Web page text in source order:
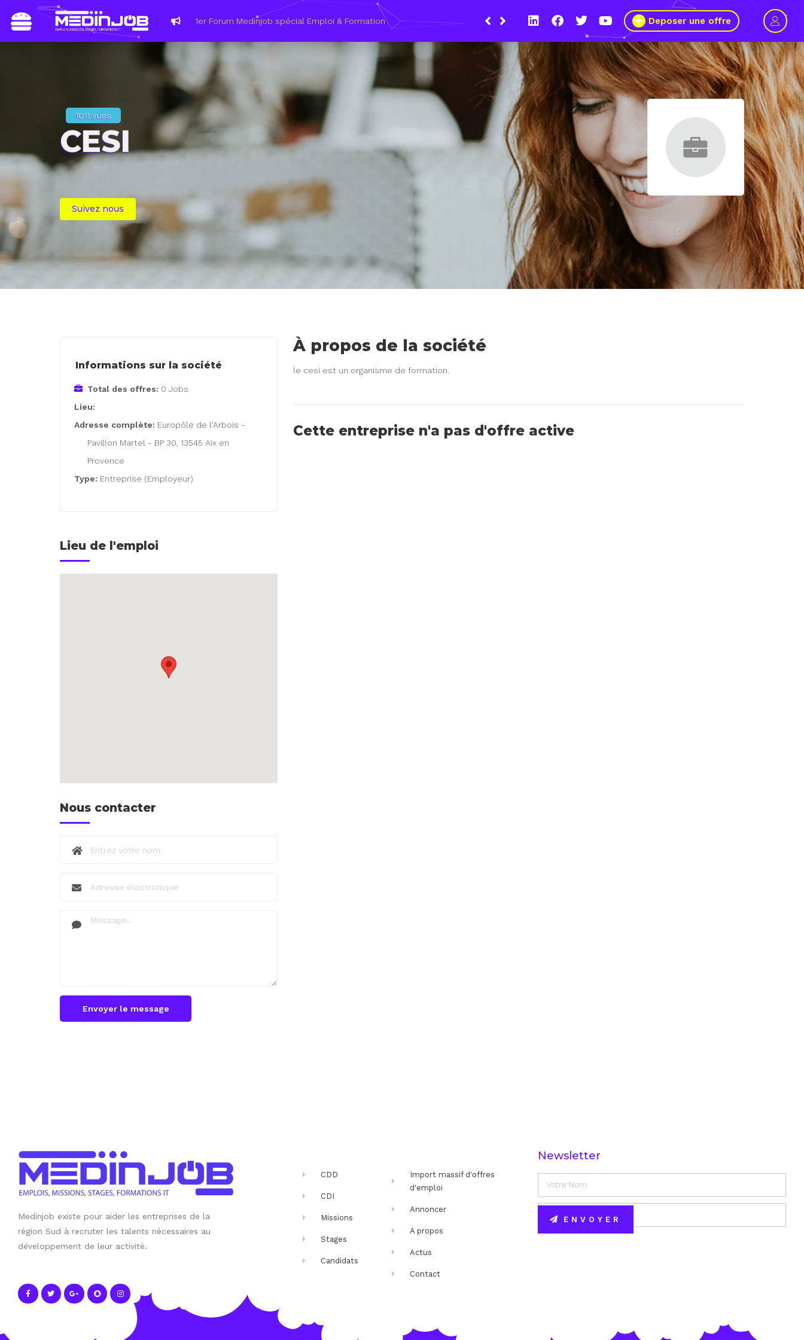
Du 8 au 11 mars 2021, le Wagon Marseille s’engage pour plus de mixité dans
les métiers du numérique
Deposer une offre
1011 vues
CESI
Suivez nous
À propos de la société
le cesi est un organisme de formation.
Cette entreprise n'a pas d'offre active
Informations sur la société
Total des offres: 0 Jobs
Lieu:
Adresse complète: Europôle de l'Arbois -
Pavillon Martel - BP 30, 13545 Aix en
Provence
Type: Entreprise (Employeur)
Lieu de l'emploi
Nous contacter
Envoyer le message
Medinjob existe pour aider les entreprises de la
région Sud à recruter les talents nécessaires au
développement de leur activité.
CDD
CDI
Missions
Stages
Candidats
Import massif d'offres
d'emploi
Annoncer
A propos
Actus
Contact
Newsletter
ENVOYER